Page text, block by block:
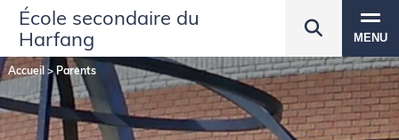
École secondaire du
Harfang
MENU
Accueil>Parents